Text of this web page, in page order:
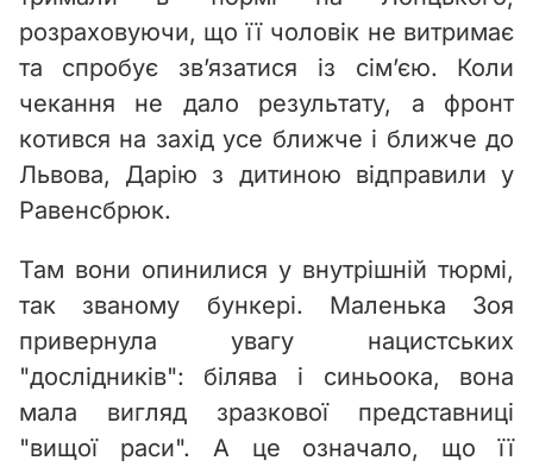
розраховуючи, що її чоловік не витримає
та спробує зв’язатися із сім’єю. Коли
чекання не дало результату, а фронт
котився на захід усе ближче і ближче до
Львова, Дарію з дитиною відправили у
Равенсбрюк.
Там вони опинилися у внутрішній тюрмі,
так званому бункері. Маленька Зоя
привернула увагу нацистських
"дослідників": білява і синьоока, вона
мала вигляд зразкової представниці
"вищої раси". А це означало, що її